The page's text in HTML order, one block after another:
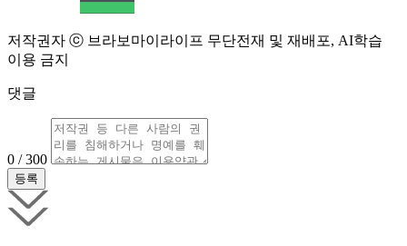
저작권자 ⓒ 브라보마이라이프 무단전재 및 재배포, AI학습
이용 금지
댓글
0 / 300